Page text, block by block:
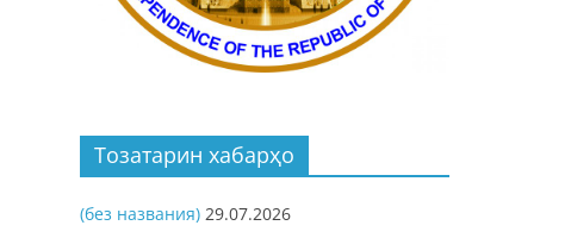
Тозатарин хабарҳо
(без названия) 29.07.2026